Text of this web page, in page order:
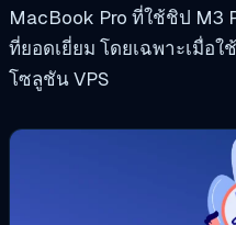
MacBook Pro ที่ใช้ชิป M3
ที่ยอดเยี่ยม โดยเฉพาะเมื่อ
โซลูชัน VPS